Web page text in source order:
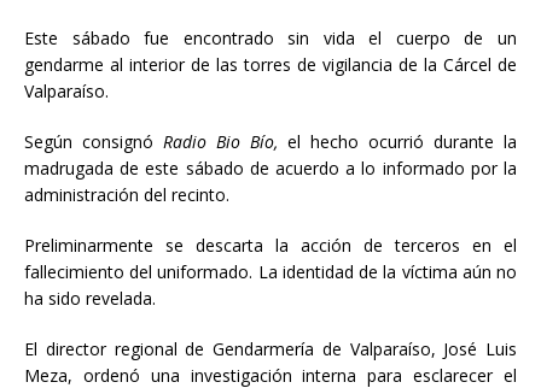
Este sábado fue encontrado sin vida el cuerpo de un
gendarme al interior de las torres de vigilancia de la Cárcel de
Valparaíso.
Según consignó Radio Bio Bío, el hecho ocurrió durante la
madrugada de este sábado de acuerdo a lo informado por la
administración del recinto.
Preliminarmente se descarta la acción de terceros en el
fallecimiento del uniformado. La identidad de la víctima aún no
ha sido revelada.
El director regional de Gendarmería de Valparaíso, José Luis
Meza, ordenó una investigación interna para esclarecer el